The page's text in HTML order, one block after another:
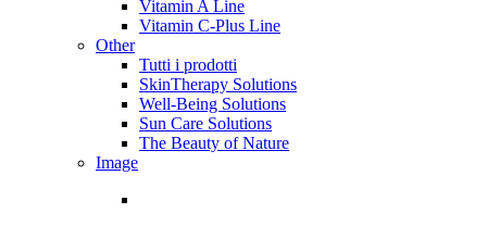
Vitamin A Line
Vitamin C-Plus Line
Other
Tutti i prodotti
SkinTherapy Solutions
Well-Being Solutions
Sun Care Solutions
The Beauty of Nature
Image